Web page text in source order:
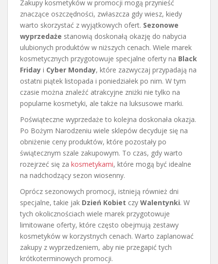
Zakupy kosmetyków w promocji mogą przynieść
znaczące oszczędności, zwłaszcza gdy wiesz, kiedy
warto skorzystać z wyjątkowych ofert. Sezonowe
wyprzedaże stanowią doskonałą okazję do nabycia
ulubionych produktów w niższych cenach. Wiele marek
kosmetycznych przygotowuje specjalne oferty na Black
Friday i Cyber Monday, które zazwyczaj przypadają na
ostatni piątek listopada i poniedziałek po nim. W tym
czasie można znaleźć atrakcyjne zniżki nie tylko na
popularne kosmetyki, ale także na luksusowe marki.
Poświąteczne wyprzedaże to kolejna doskonała okazja.
Po Bożym Narodzeniu wiele sklepów decyduje się na
obniżenie ceny produktów, które pozostały po
świątecznym szale zakupowym. To czas, gdy warto
rozejrzeć się za kosmetykami, które mogą być idealne
na nadchodzący sezon wiosenny.
Oprócz sezonowych promocji, istnieją również dni
specjalne, takie jak Dzień Kobiet czy Walentynki. W
tych okolicznościach wiele marek przygotowuje
limitowane oferty, które często obejmują zestawy
kosmetyków w korzystnych cenach. Warto zaplanować
zakupy z wyprzedzeniem, aby nie przegapić tych
krótkoterminowych promocji.